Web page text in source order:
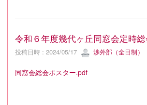
令和６年度幾代ヶ丘同窓会定時
投稿日時 : 2024/05/17 渉外部（全日制）
同窓会総会ポスター.pdf